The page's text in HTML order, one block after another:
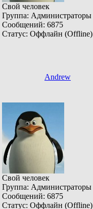
Свой человек
Группа: Администраторы
Сообщений: 6875
Статус: Оффлайн (Offline)
Andrew
Свой человек
Группа: Администраторы
Сообщений: 6875
Статус: Оффлайн (Offline)